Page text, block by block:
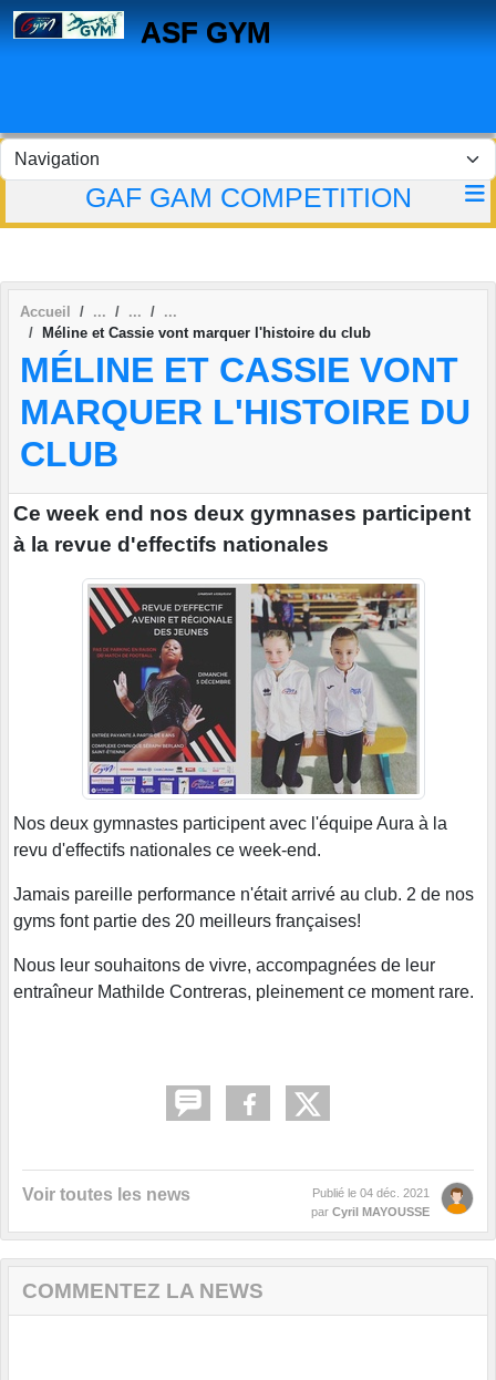
ASF GYM
GAF GAM COMPETITION
Accueil
Méline et Cassie vont marquer l'histoire du club
MÉLINE ET CASSIE VONT
MARQUER L'HISTOIRE DU
CLUB
Ce week end nos deux gymnases participent
à la revue d'effectifs nationales
Nos deux gymnastes participent avec l'équipe Aura à la
revu d'effectifs nationales ce week-end.
Jamais pareille performance n'était arrivé au club. 2 de nos
gyms font partie des 20 meilleurs françaises!
Nous leur souhaitons de vivre, accompagnées de leur
entraîneur Mathilde Contreras, pleinement ce moment rare.
Voir toutes les news Publié le 04 déc. 2021
par Cyril MAYOUSSE
COMMENTEZ LA NEWS
Panneau de gestion des cookies